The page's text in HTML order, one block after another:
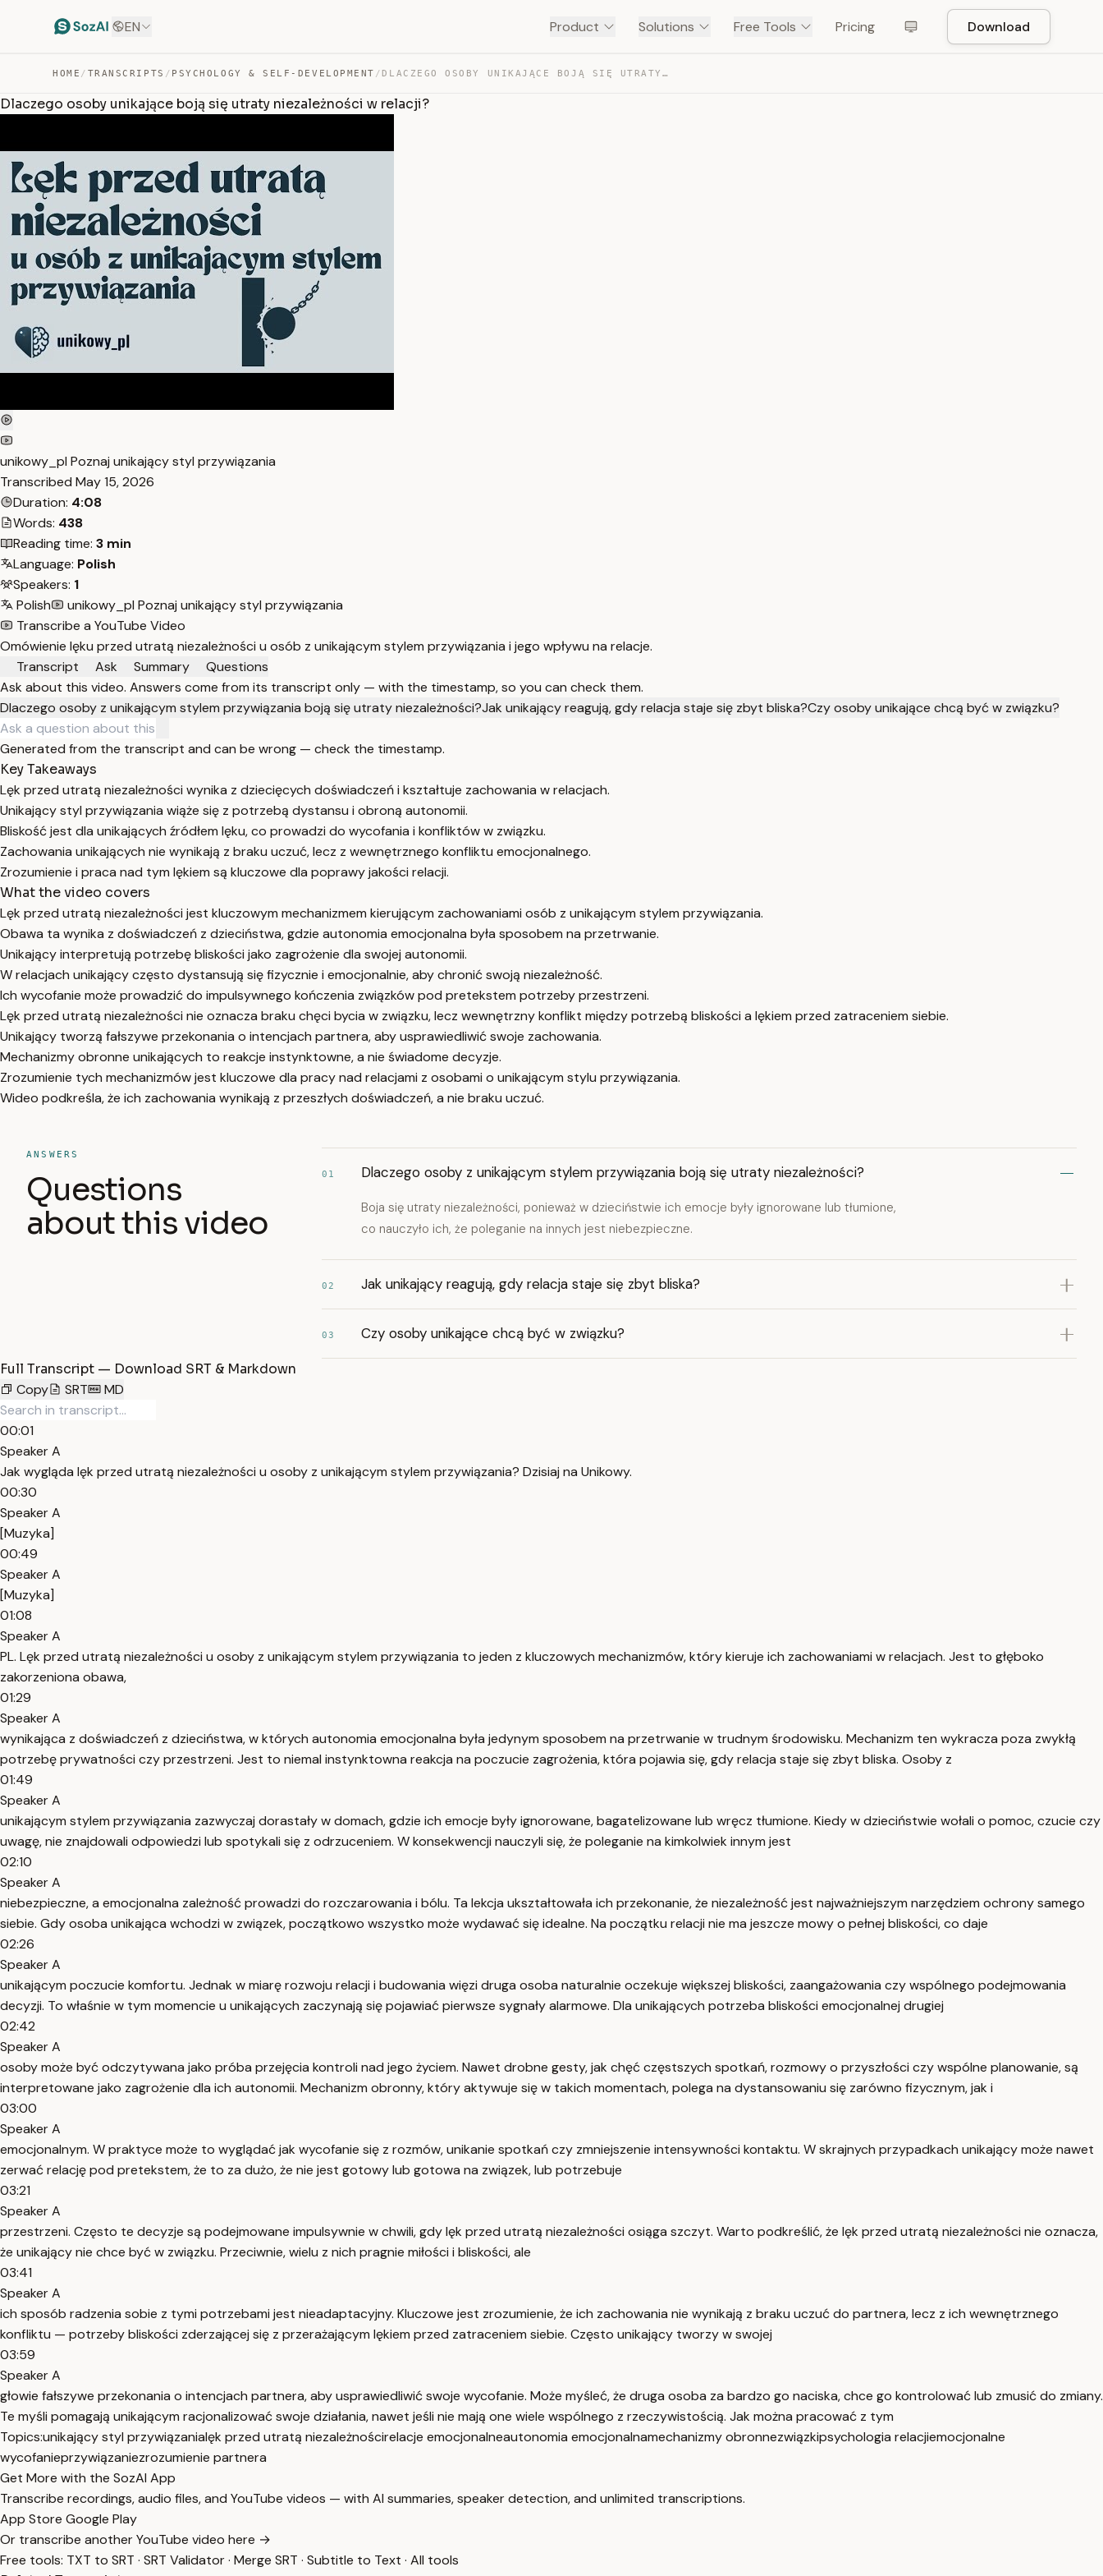
EN Product Solutions Free Tools Pricing Download
HOME / TRANSCRIPTS / PSYCHOLOGY & SELF-DEVELOPMENT / DLACZEGO OSOBY UNIKAJĄCE BOJĄ SIĘ UTRATY NIEZALEŻNOŚCI … — TRANSCRIPT
Dlaczego osoby unikające boją się utraty niezależności w relacji?
unikowy_pl Poznaj unikający styl przywiązania
Transcribed May 15, 2026
Duration: 4:08
Words: 438
Reading time: 3 min
Language: Polish
Speakers: 1
Polish
unikowy_pl Poznaj unikający styl przywiązania
Transcribe a YouTube Video
Omówienie lęku przed utratą niezależności u osób z unikającym stylem przywiązania i jego wpływu na relacje.
Transcript
Ask Summary
Questions
Ask about this video. Answers come from its transcript only — with the timestamp, so you can check them.
Dlaczego osoby z unikającym stylem przywiązania boją się utraty niezależności?Jak unikający reagują, gdy relacja staje się zbyt bliska?Czy osoby unikające chcą być w związku?
Generated from the transcript and can be wrong — check the timestamp.
Key Takeaways
Lęk przed utratą niezależności wynika z dziecięcych doświadczeń i kształtuje zachowania w relacjach.
Unikający styl przywiązania wiąże się z potrzebą dystansu i obroną autonomii.
Bliskość jest dla unikających źródłem lęku, co prowadzi do wycofania i konfliktów w związku.
Zachowania unikających nie wynikają z braku uczuć, lecz z wewnętrznego konfliktu emocjonalnego.
Zrozumienie i praca nad tym lękiem są kluczowe dla poprawy jakości relacji.
What the video covers
Lęk przed utratą niezależności jest kluczowym mechanizmem kierującym zachowaniami osób z unikającym stylem przywiązania.
Obawa ta wynika z doświadczeń z dzieciństwa, gdzie autonomia emocjonalna była sposobem na przetrwanie.
Unikający interpretują potrzebę bliskości jako zagrożenie dla swojej autonomii.
W relacjach unikający często dystansują się fizycznie i emocjonalnie, aby chronić swoją niezależność.
Ich wycofanie może prowadzić do impulsywnego kończenia związków pod pretekstem potrzeby przestrzeni.
Lęk przed utratą niezależności nie oznacza braku chęci bycia w związku, lecz wewnętrzny konflikt między potrzebą bliskości a lękiem przed zatraceniem siebie.
Unikający tworzą fałszywe przekonania o intencjach partnera, aby usprawiedliwić swoje zachowania.
Mechanizmy obronne unikających to reakcje instynktowne, a nie świadome decyzje.
Zrozumienie tych mechanizmów jest kluczowe dla pracy nad relacjami z osobami o unikającym stylu przywiązania.
Wideo podkreśla, że ich zachowania wynikają z przeszłych doświadczeń, a nie braku uczuć.
ANSWERS
Questions
about this video
01 Dlaczego osoby z unikającym stylem przywiązania boją się utraty niezależności?
Boja się utraty niezależności, ponieważ w dzieciństwie ich emocje były ignorowane lub tłumione,
co nauczyło ich, że poleganie na innych jest niebezpieczne.
02 Jak unikający reagują, gdy relacja staje się zbyt bliska?
03 Czy osoby unikające chcą być w związku?
Full Transcript — Download SRT & Markdown
Copy
SRT MD
00:01
Speaker A
Jak wygląda lęk przed utratą niezależności u osoby z unikającym stylem przywiązania? Dzisiaj na Unikowy.
00:30
Speaker A
[Muzyka]
00:49
Speaker A
[Muzyka]
01:08
Speaker A
PL. Lęk przed utratą niezależności u osoby z unikającym stylem przywiązania to jeden z kluczowych mechanizmów, który kieruje ich zachowaniami w relacjach. Jest to głęboko
zakorzeniona obawa,
01:29
Speaker A
wynikająca z doświadczeń z dzieciństwa, w których autonomia emocjonalna była jedynym sposobem na przetrwanie w trudnym środowisku. Mechanizm ten wykracza poza zwykłą
potrzebę prywatności czy przestrzeni. Jest to niemal instynktowna reakcja na poczucie zagrożenia, która pojawia się, gdy relacja staje się zbyt bliska. Osoby z
01:49
Speaker A
unikającym stylem przywiązania zazwyczaj dorastały w domach, gdzie ich emocje były ignorowane, bagatelizowane lub wręcz tłumione. Kiedy w dzieciństwie wołali o pomoc, czucie czy
uwagę, nie znajdowali odpowiedzi lub spotykali się z odrzuceniem. W konsekwencji nauczyli się, że poleganie na kimkolwiek innym jest
02:10
Speaker A
niebezpieczne, a emocjonalna zależność prowadzi do rozczarowania i bólu. Ta lekcja ukształtowała ich przekonanie, że niezależność jest najważniejszym narzędziem ochrony samego
siebie. Gdy osoba unikająca wchodzi w związek, początkowo wszystko może wydawać się idealne. Na początku relacji nie ma jeszcze mowy o pełnej bliskości, co daje
02:26
Speaker A
unikającym poczucie komfortu. Jednak w miarę rozwoju relacji i budowania więzi druga osoba naturalnie oczekuje większej bliskości, zaangażowania czy wspólnego podejmowania
decyzji. To właśnie w tym momencie u unikających zaczynają się pojawiać pierwsze sygnały alarmowe. Dla unikających potrzeba bliskości emocjonalnej drugiej
02:42
Speaker A
osoby może być odczytywana jako próba przejęcia kontroli nad jego życiem. Nawet drobne gesty, jak chęć częstszych spotkań, rozmowy o przyszłości czy wspólne planowanie, są
interpretowane jako zagrożenie dla ich autonomii. Mechanizm obronny, który aktywuje się w takich momentach, polega na dystansowaniu się zarówno fizycznym, jak i
03:00
Speaker A
emocjonalnym. W praktyce może to wyglądać jak wycofanie się z rozmów, unikanie spotkań czy zmniejszenie intensywności kontaktu. W skrajnych przypadkach unikający może nawet
zerwać relację pod pretekstem, że to za dużo, że nie jest gotowy lub gotowa na związek, lub potrzebuje
03:21
Speaker A
przestrzeni. Często te decyzje są podejmowane impulsywnie w chwili, gdy lęk przed utratą niezależności osiąga szczyt. Warto podkreślić, że lęk przed utratą niezależności nie oznacza,
że unikający nie chce być w związku. Przeciwnie, wielu z nich pragnie miłości i bliskości, ale
03:41
Speaker A
ich sposób radzenia sobie z tymi potrzebami jest nieadaptacyjny. Kluczowe jest zrozumienie, że ich zachowania nie wynikają z braku uczuć do partnera, lecz z ich wewnętrznego
konfliktu — potrzeby bliskości zderzającej się z przerażającym lękiem przed zatraceniem siebie. Często unikający tworzy w swojej
03:59
Speaker A
głowie fałszywe przekonania o intencjach partnera, aby usprawiedliwić swoje wycofanie. Może myśleć, że druga osoba za bardzo go naciska, chce go kontrolować lub zmusić do zmiany.
Te myśli pomagają unikającym racjonalizować swoje działania, nawet jeśli nie mają one wiele wspólnego z rzeczywistością. Jak można pracować z tym
Topics:unikający styl przywiązanialęk przed utratą niezależnościrelacje emocjonalneautonomia emocjonalnamechanizmy obronnezwiązkipsychologia relacjiemocjonalne
wycofanieprzywiązaniezrozumienie partnera
Get More with the SozAI App
Transcribe recordings, audio files, and YouTube videos — with AI summaries, speaker detection, and unlimited transcriptions.
App Store Google Play
Or transcribe another YouTube video here →
Free tools: TXT to SRT · SRT Validator· Merge SRT · Subtitle to Text · All tools